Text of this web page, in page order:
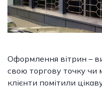
Оформлення вітрин –
свою торгову точку чи
клієнти помітили